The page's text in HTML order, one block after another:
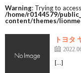
Warning: Trying to
/home/r0144579/
content/themes/
トヨタ
[…]